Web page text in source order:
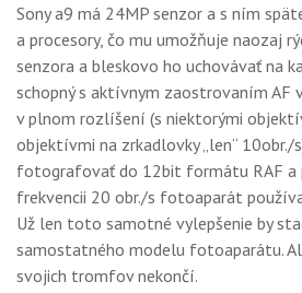
Sony a9 má 24MP senzor a s ním
a procesory, čo mu umožňuje naozaj
senzora a bleskovo ho uchovávať na
schopný s aktívnym zaostrovaním AF
v plnom rozlíšení (s niektorými
objektívmi na zrkadlovky „len“ 10obr./
fotografovať do 12bit formátu RAF a
frekvencii 20 obr./s fotoaparát
Už len toto samotné vylepšenie by
samostatného modelu fotoaparátu.
svojich tromfov nekončí.